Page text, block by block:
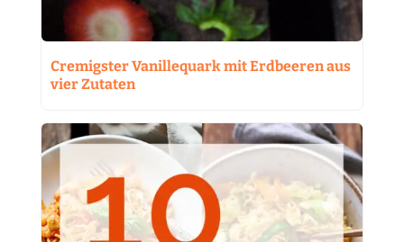
Cremigster Vanillequark mit Erdbeeren aus
vier Zutaten